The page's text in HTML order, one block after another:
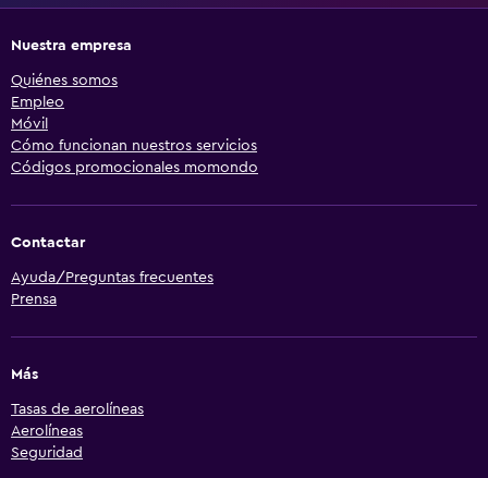
Nuestra empresa
Quiénes somos
Empleo
Móvil
Cómo funcionan nuestros servicios
Códigos promocionales momondo
Contactar
Ayuda/Preguntas frecuentes
Prensa
Más
Tasas de aerolíneas
Aerolíneas
Seguridad